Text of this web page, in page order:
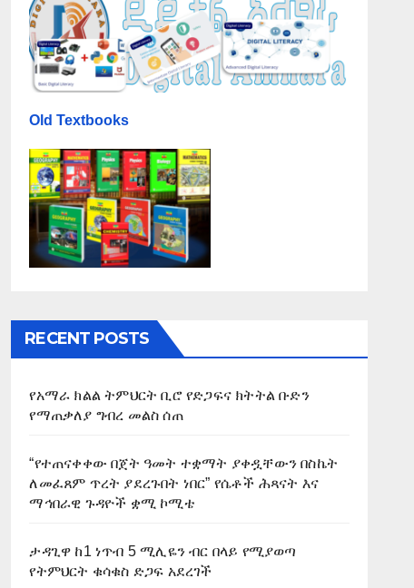
Old Textbooks
RECENT POSTS
የአማራ ክልል ትምህርት ቢሮ የድጋፍና ክትትል ቡድን
የማጠቃለያ ግብረ መልስ ሰጠ
“የተጠናቀቀው በጀት ዓመት ተቋማት ያቀዷቸውን በስኬት
ለመፈጸም ጥረት ያደረጉበት ነበር” የሴቶች ሕጻናት እና
ማኅበራዊ ጉዳዮች ቋሚ ኮሚቴ
ታዳጊዋ ከ1 ነጥብ 5 ሚሊዬን ብር በላይ የሚያወጣ
የትምህርት ቁሳቁስ ድጋፍ አደረገች